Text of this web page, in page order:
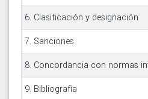
6. Clasificación y designación
7. Sanciones
8. Concordancia con normas
9. Bibliografía